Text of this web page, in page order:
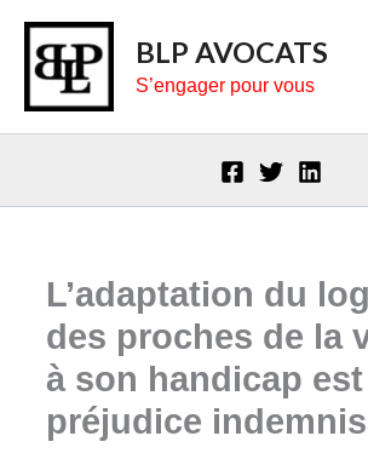
Aller
contenu
BLP AVOCATS
S’engager pour vous
L’adaptation du
des proches de la
à son handicap
préjudice